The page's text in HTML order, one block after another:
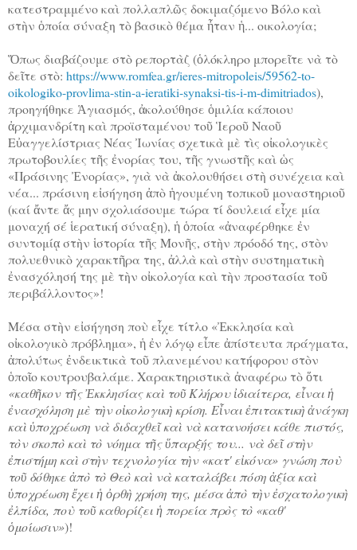
κατεστραμμένο καὶ πολλαπλῶς δοκιμαζόμενο Βόλο καὶ
στὴν ὁποία σύναξη τὸ βασικὸ θέμα ἦταν ἡ... οικολογία;
Ὅπως διαβάζουμε στὸ ρεπορτὰζ (ὁλόκληρο μπορεῖτε νὰ τὸ
δεῖτε στὸ: https://www.romfea.gr/ieres-mitropoleis/59562-to-
oikologiko-provlima-stin-a-ieratiki-synaksi-tis-i-m-dimitriados),
προηγήθηκε Ἁγιασμός, ἀκολούθησε ὁμιλία κάποιου
ἀρχιμανδρίτη καὶ προϊσταμένου τοῦ Ἱεροῦ Ναοῦ
Εὐαγγελίστριας Νέας Ἰωνίας σχετικὰ μὲ τὶς οἰκολογικὲς
πρωτοβουλίες τῆς ἐνορίας του, τῆς γνωστῆς καὶ ὡς
«Πράσινης Ἐνορίας», γιὰ νὰ ἀκολουθήσει στὴ συνέχεια καὶ
νέα... πράσινη εἰσήγηση ἀπὸ ἡγουμένη τοπικοῦ μοναστηριοῦ
(καί ἄντε ἄς μην σχολιάσουμε τώρα τί δουλειά εἶχε μία
μοναχή σέ ἱερατική σύναξη), ἡ ὁποία «ἀναφέρθηκε ἐν
συντομίᾳ στὴν ἱστορία τῆς Μονῆς, στὴν πρόοδό της, στὸν
πολυεθνικὸ χαρακτῆρα της, ἀλλὰ καὶ στὴν συστηματικὴ
ἐνασχόλησή της μὲ τὴν οἰκολογία καὶ τὴν προστασία τοῦ
περιβάλλοντος»!
Μέσα στὴν εἰσήγηση ποὺ εἶχε τίτλο «Ἐκκλησία καὶ
οἰκολογικὸ πρόβλημα», ἡ ἐν λόγῳ εἶπε ἀπίστευτα πράγματα,
ἀπολύτως ἐνδεικτικὰ τοῦ πλανεμένου κατήφορου στὸν
ὁποῖο κουτρουβαλάμε. Χαρακτηριστικὰ ἀναφέρω τὸ ὅτι
«καθῆκον τῆς Ἐκκλησίας καὶ τοῦ Κλήρου ἰδιαίτερα, εἶναι ἡ
ἐνασχόληση μὲ τὴν οἰκολογικὴ κρίση. Εἶναι ἐπιτακτικὴ ἀνάγκη
καὶ ὑποχρέωση νὰ διδαχθεῖ καὶ νὰ κατανοήσει κάθε πιστός,
τὸν σκοπὸ καὶ τὸ νόημα τῆς ὕπαρξής του... νὰ δεῖ στὴν
ἐπιστήμη καὶ στὴν τεχνολογία τὴν «κατ' εἰκόνα» γνώση ποὺ
τοῦ δόθηκε ἀπὸ τὸ Θεὸ καὶ νὰ καταλάβει πόση ἀξία καὶ
ὑποχρέωση ἔχει ἡ ὀρθὴ χρήση της, μέσα ἀπὸ τὴν ἐσχατολογικὴ
ἐλπίδα, ποὺ τοῦ καθορίζει ἡ πορεία πρὸς τὸ «καθ'
ὁμοίωσιν»)!